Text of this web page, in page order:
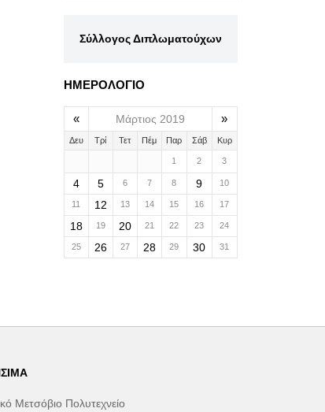
Σύλλογος Διπλωματούχων
ΗΜΕΡΟΛΟΓΙΟ
« Μάρτιος 2019 »
Δευ Τρί Τετ Πέμ Παρ Σάβ Κυρ
1 2 3
4 5 6 7 8 9 10
11 12 13 14 15 16 17
18 19 20 21 22 23 24
25 26 27 28 29 30 31
Μετσόβιο Πολυτεχνείο